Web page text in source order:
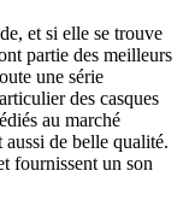
et si elle se trouve
partie des meilleurs
une série
des casques
au marché
de belle qualité.
fournissent un son